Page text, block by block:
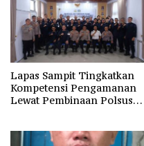
Lapas Sampit Tingkatkan
Kompetensi Pengamanan
Lewat Pembinaan Polsus